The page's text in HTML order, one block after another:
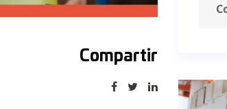
Compartir